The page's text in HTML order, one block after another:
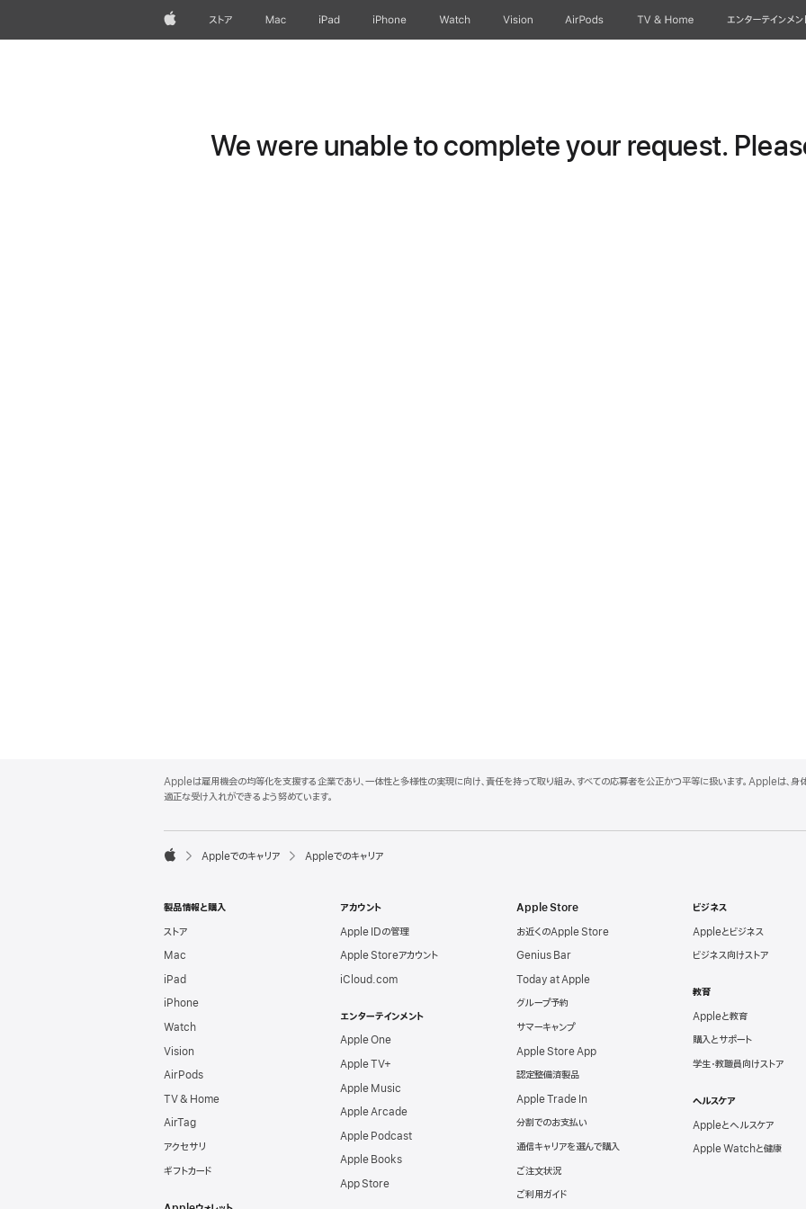
Appleストア Mac iPad iPhone Watch Vision AirPods TV & Home エンターテインメン
We were unable to complete your request.
p
p
e
o
e
Appleは雇用機会の均等化を支援する企業であり、一体性と多様性の実現に向け、責任を持って取り組み、すべての応募者を公正かつ平等に扱います。Appleは、身
適正な受け入れができるよう努めています。

p
l
e
Appleでのキャリア Appleでのキャリア
製品情報と購入
ストア
Mac
iPad
iPhone
Watch
Vision
AirPods
TV & Home
AirTag
アクセサリ
ギフトカード
アカウント
Apple IDの管理
Apple Storeアカウント
iCloud.com
エンターテインメント
Apple One
Apple TV+
Apple Music
Apple Arcade
Apple Podcast
Apple Books
App Store
Apple Store
お近くのApple Store
Genius Bar
Today at Apple
グループ予約
サマーキャンプ
Apple Store App
認定整備済製品
Apple Trade In
分割でのお支払い
通信キャリアを選んで購入
ご注文状況
ご利用ガイド
ビジネス
Appleとビジネス
ビジネス向けストア
教育
Appleと教育
購入とサポート
学生・教職員向けストア
ヘルスケア
Appleとヘルスケア
Apple Watchと健康